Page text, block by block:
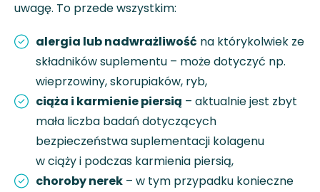
uwagę. To przede wszystkim:
alergia lub nadwrażliwość na którykolwiek ze
składników suplementu – może dotyczyć np.
wieprzowiny, skorupiaków, ryb,
ciąża i karmienie piersią – aktualnie jest zbyt
mała liczba badań dotyczących
bezpieczeństwa suplementacji kolagenu
w ciąży i podczas karmienia piersią,
choroby nerek – w tym przypadku konieczne